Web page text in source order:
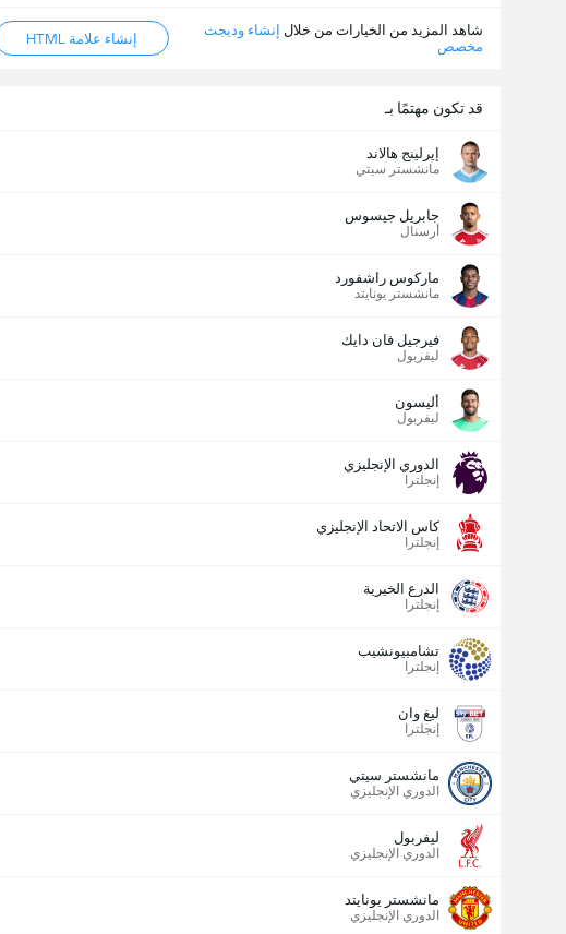
شاهد المزيد من الخيارات من خلال إنشاء وديجت
مخصص
إنشاء علامة HTML
قد تكون مهتمًا بـ
إيرلينج هالاند
مانشستر سيتي
جابريل جيسوس
أرسنال
ماركوس راشفورد
مانشستر يونايتد
فيرجيل فان دايك
ليفربول
أليسون
ليفربول
الدوري الإنجليزي
إنجلترا
كاس الاتحاد الإنجليزي
إنجلترا
الدرع الخيرية
إنجلترا
تشامبيونشيب
إنجلترا
ليغ وان
إنجلترا
مانشستر سيتي
الدوري الإنجليزي
ليفربول
الدوري الإنجليزي
مانشستر يونايتد
الدوري الإنجليزي